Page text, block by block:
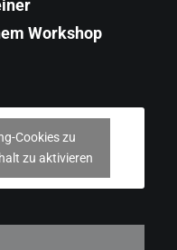
Workshop
Cookies zu
zu aktivieren